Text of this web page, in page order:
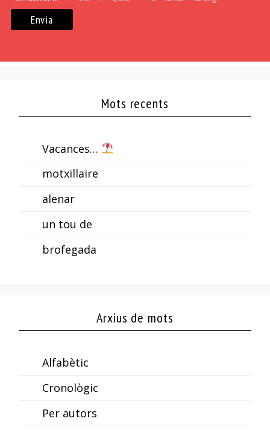
Mots recents
Vacances…
motxillaire
alenar
un tou de
brofegada
Arxius de mots
Alfabètic
Cronològic
Per autors